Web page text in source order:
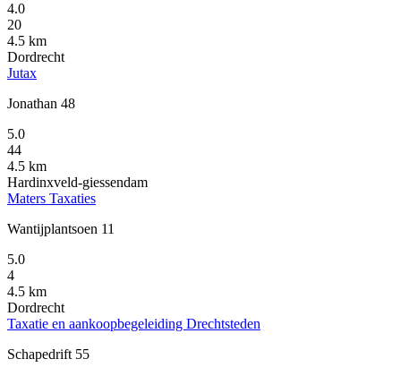
4.0
20
4.5 km
Dordrecht
Jutax
Jonathan 48
5.0
44
4.5 km
Hardinxveld-giessendam
Maters Taxaties
Wantijplantsoen 11
5.0
4
4.5 km
Dordrecht
Taxatie en aankoopbegeleiding Drechtsteden
Schapedrift 55